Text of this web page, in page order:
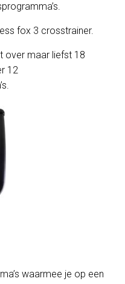
fox 3 crosstrainer.
over maar liefst 18
12
waarmee je op een